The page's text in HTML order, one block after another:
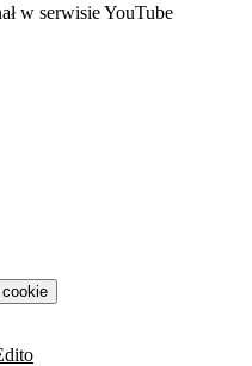
karcie
w serwisie YouTube